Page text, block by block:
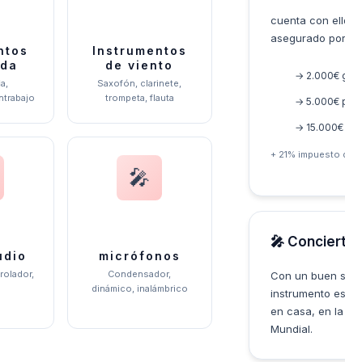
Instrumentos
de viento
Saxofón, clarinete,
trompeta, flauta
🎤
micrófonos
Condensador,
dinámico, inalámbrico
cuenta con
asegurado
→ 2.000€
→ 5.000€
→
+ 21% impuesto
🎤
Con un buen
instrumento
en casa, en
Mundial.